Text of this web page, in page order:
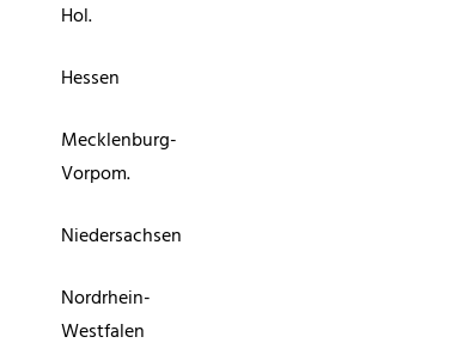
Hol.
Hessen
Mecklenburg-
Vorpom.
Niedersachsen
Nordrhein-
Westfalen